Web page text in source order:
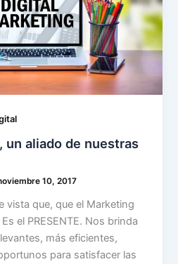
un aliado de nuestras
10, 2017
vista que, que el Marketing
el PRESENTE. Nos brinda
más eficientes,
para satisfacer las